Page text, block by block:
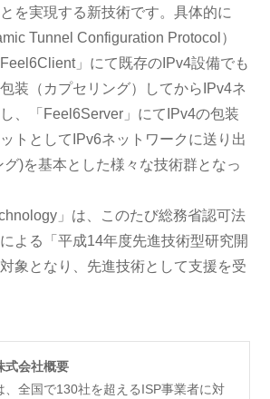
を実現する新技術です。具体的に
Tunnel Configuration Protocol）
」にて既存のIPv4設備でも
装（カプセリング）してからIPv4ネ
、「Feel6Server」にてIPv4の包装
トとしてIPv6ネットワークに送り出
)を基本とした様々な技術群となっ
」は、このたび総務省認可法
よる「平成14年度先進技術型研究開
象となり、先進技術として支援を受
式会社概要
、全国で130社を超えるISP事業者に対